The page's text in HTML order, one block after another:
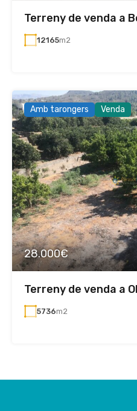
Terreny de venda a
12165m2
Amb tarongers Venda
28.000€
Terreny de venda a
5736m2